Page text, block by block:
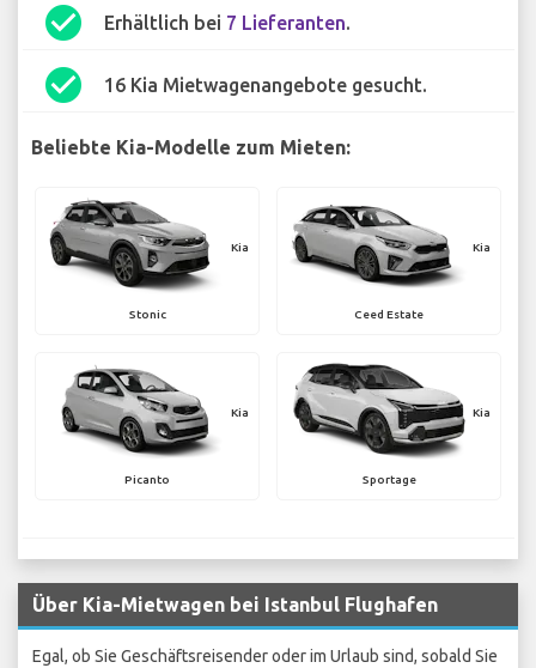
check_circle Erhältlich bei 7 Lieferanten.
check_circle 16 Kia Mietwagenangebote gesucht.
Beliebte Kia-Modelle zum Mieten:
Kia
Stonic
Kia
Ceed Estate
Kia
Picanto
Kia
Sportage
Über Kia-Mietwagen bei Istanbul Flughafen
Egal, ob Sie Geschäftsreisender oder im Urlaub sind, sobald Sie